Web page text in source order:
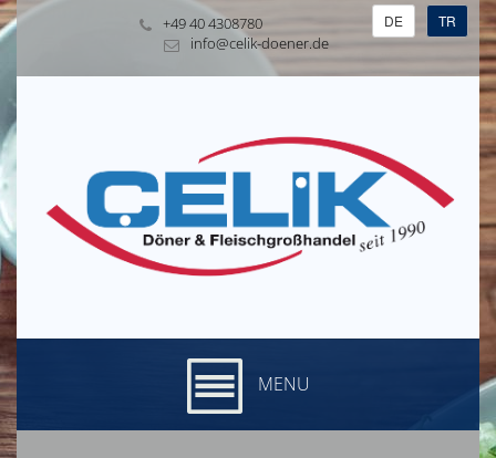
TR
DE
+49 40 4308780
info@celik-doener.de
MENU